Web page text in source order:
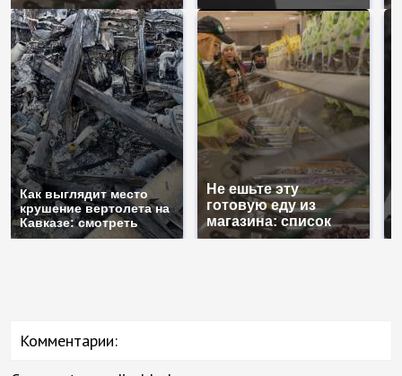
Как выглядит место
крушение вертолета на
Кавказе: смотреть
Не ешьте эту
готовую еду из
магазина: список
Комментарии: